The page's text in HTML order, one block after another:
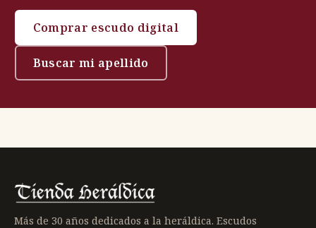
Comprar escudo digital
Buscar mi apellido
Más de 30 años dedicados a la heráldica. Escudos